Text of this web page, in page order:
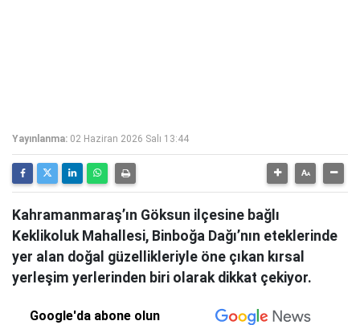
Yayınlanma: 02 Haziran 2026 Salı 13:44
Kahramanmaraş’ın Göksun ilçesine bağlı
Keklikoluk Mahallesi, Binboğa Dağı’nın eteklerinde
yer alan doğal güzellikleriyle öne çıkan kırsal
yerleşim yerlerinden biri olarak dikkat çekiyor.
Google'da abone olun